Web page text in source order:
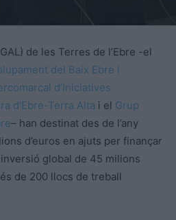
de les Terres de l’Ebre -el
del Baix Ebre i
d’Iniciatives
d’Ebre-Terra Alta i el Grup
– han destinat des de l’any
d’euros en ajuts per finançar
global de 45 milions
de 200 llocs de treball